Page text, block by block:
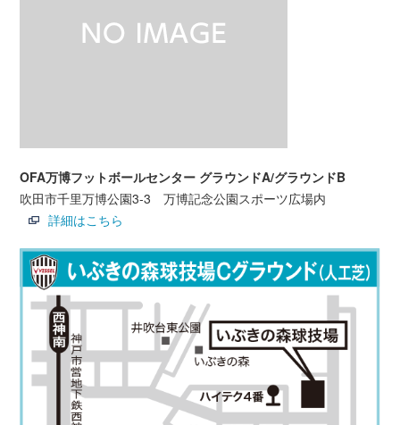
OFA万博フットボールセンター グラウンドA/グラウンドB
吹田市千里万博公園3-3 万博記念公園スポーツ広場内
詳細はこちら